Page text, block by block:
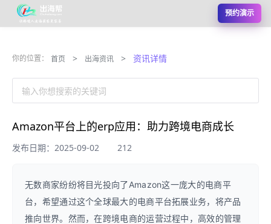
预约演示
你的位置： 首页 > 出海资讯 > 资讯详情
输入你想搜索的关键词
Amazon平台上的erp应用：助力跨境电商成长
发布日期：2025-09-02 212
无数商家纷纷将目光投向了Amazon这一庞大的电商平
台，希望通过这个全球最大的电商平台拓展业务，将产品
推向世界。然而，在跨境电商的运营过程中，高效的管理